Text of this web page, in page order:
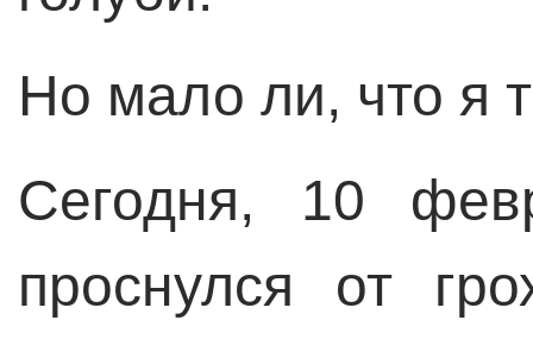
Но мало ли, что я
Сегодня, 10
проснулся от